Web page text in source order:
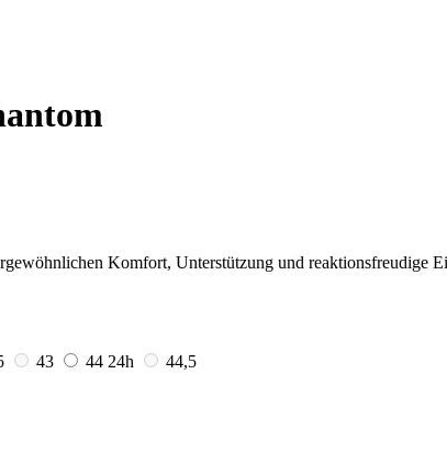
Komfort, Unterstützung und reaktionsfreudige
43 44 24h
44,5